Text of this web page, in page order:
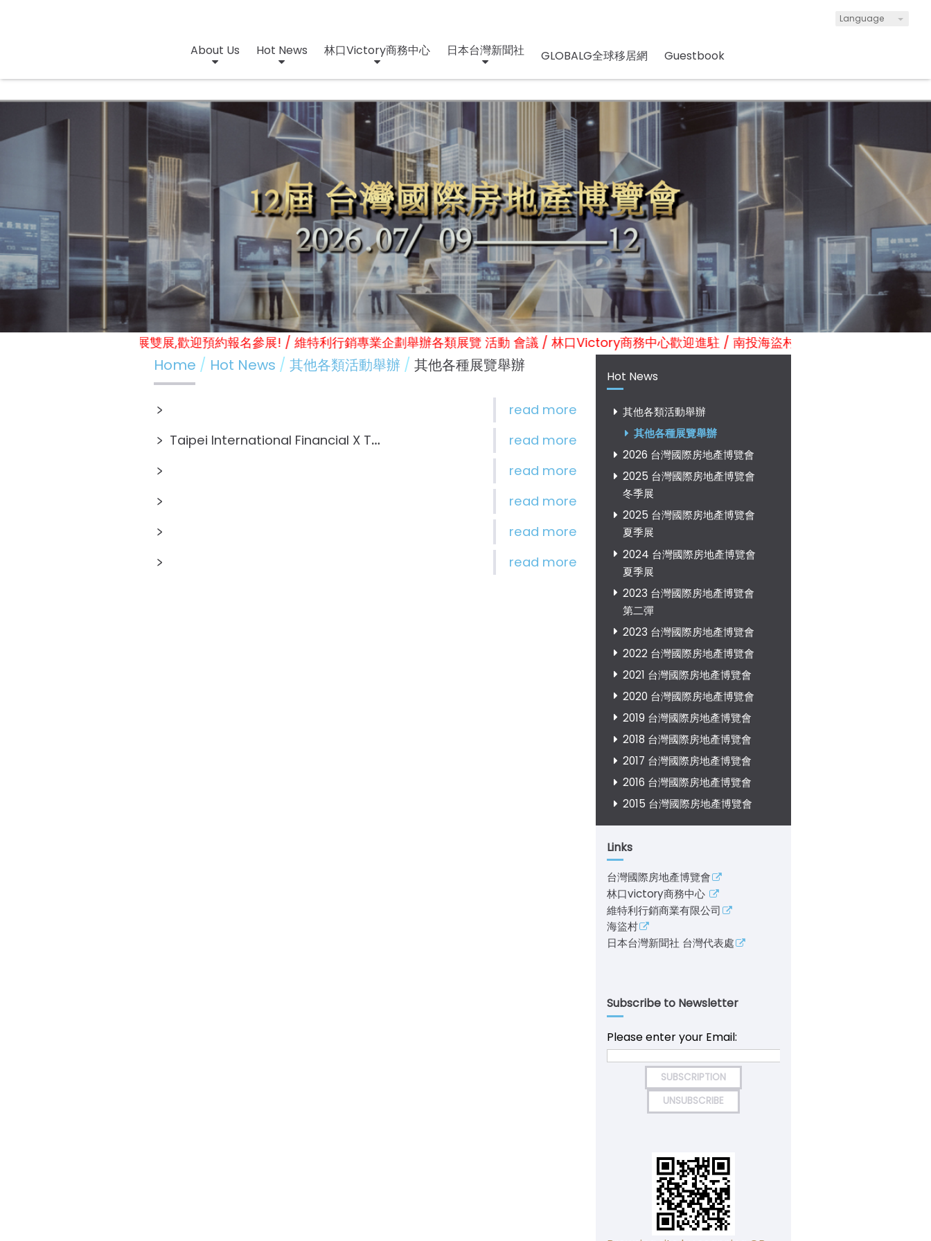
Language
About Us Hot News 林口Victory商務中心 日本台灣新聞社 GLOBALG全球移居網 Guestbook
Hot News
其他各類活動舉辦
其他各種展覽舉辦
2026 台灣國際房地產博覽會
2025 台灣國際房地產博覽會
冬季展
2025 台灣國際房地產博覽會
夏季展
2024 台灣國際房地產博覽會
夏季展
2023 台灣國際房地產博覽會
第二彈
2023 台灣國際房地產博覽會
2022 台灣國際房地產博覽會
2021 台灣國際房地產博覽會
2020 台灣國際房地產博覽會
2019 台灣國際房地產博覽會
2018 台灣國際房地產博覽會
2017 台灣國際房地產博覽會
2016 台灣國際房地產博覽會
2015 台灣國際房地產博覽會
Links
台灣國際房地產博覽會
林口victory商務中心
維特利行銷商業有限公司
海盜村
日本台灣新聞社 台灣代表處
Subscribe to Newsletter
Please enter your Email:
體展11.7-9) 線上展雙展,歡迎預約報名參展! / 維特利行銷專業企劃舉辦各類展覽 活動 會議 / 林口Victory商務中心歡迎進駐 / 南投海盜村彩繪遊樂園歡迎光臨! / 日本
Home Hot News 其他各類活動舉辦 其他各種展覽舉辦
﹥
﹥ Taipei International Financial X Taiwan International Estate Expo
﹥
﹥
﹥
﹥